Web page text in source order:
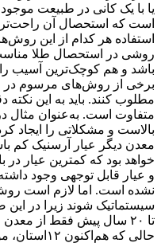
یا با یک کانی در طبیعت
است که استحصال آن راحت‌تر
استفاده هر کدام از این
روشی در استحصال طلا
باشد و هم کوچک‌ترین آسیب
برخی از روش‌های مرسوم در
مطلوب کنند. باید به این
متفاوت است. به‌عنوان مثال
بالاست و مشکلاتی را ایجاد
معدن دیگر عیار آرسنیک کم
خواهد بود که کمترین عیار در
و عیار قابل توجهی وجود
نشده است. اما لازم است
سیستماتیک شوند زیرا در
تا ۲۰ سال پیش فقط از
حالی که